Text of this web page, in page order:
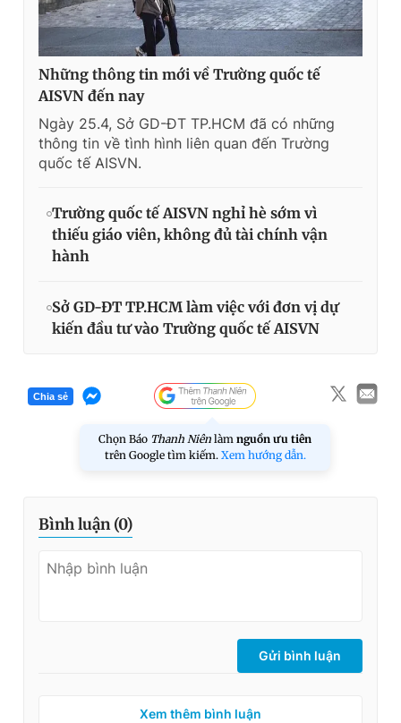
Những thông tin mới về Trường quốc tế
AISVN đến nay
Ngày 25.4, Sở GD-ĐT TP.HCM đã có những
thông tin về tình hình liên quan đến Trường
quốc tế AISVN.
Trường quốc tế AISVN nghỉ hè sớm vì
thiếu giáo viên, không đủ tài chính vận
hành
Sở GD-ĐT TP.HCM làm việc với đơn vị dự
kiến đầu tư vào Trường quốc tế AISVN
Chia sẻ
Chọn Báo Thanh Niên làm nguồn ưu tiên
trên Google tìm kiếm. Xem hướng dẫn.
Bình luận (0)
Gửi bình luận
Xem thêm bình luận